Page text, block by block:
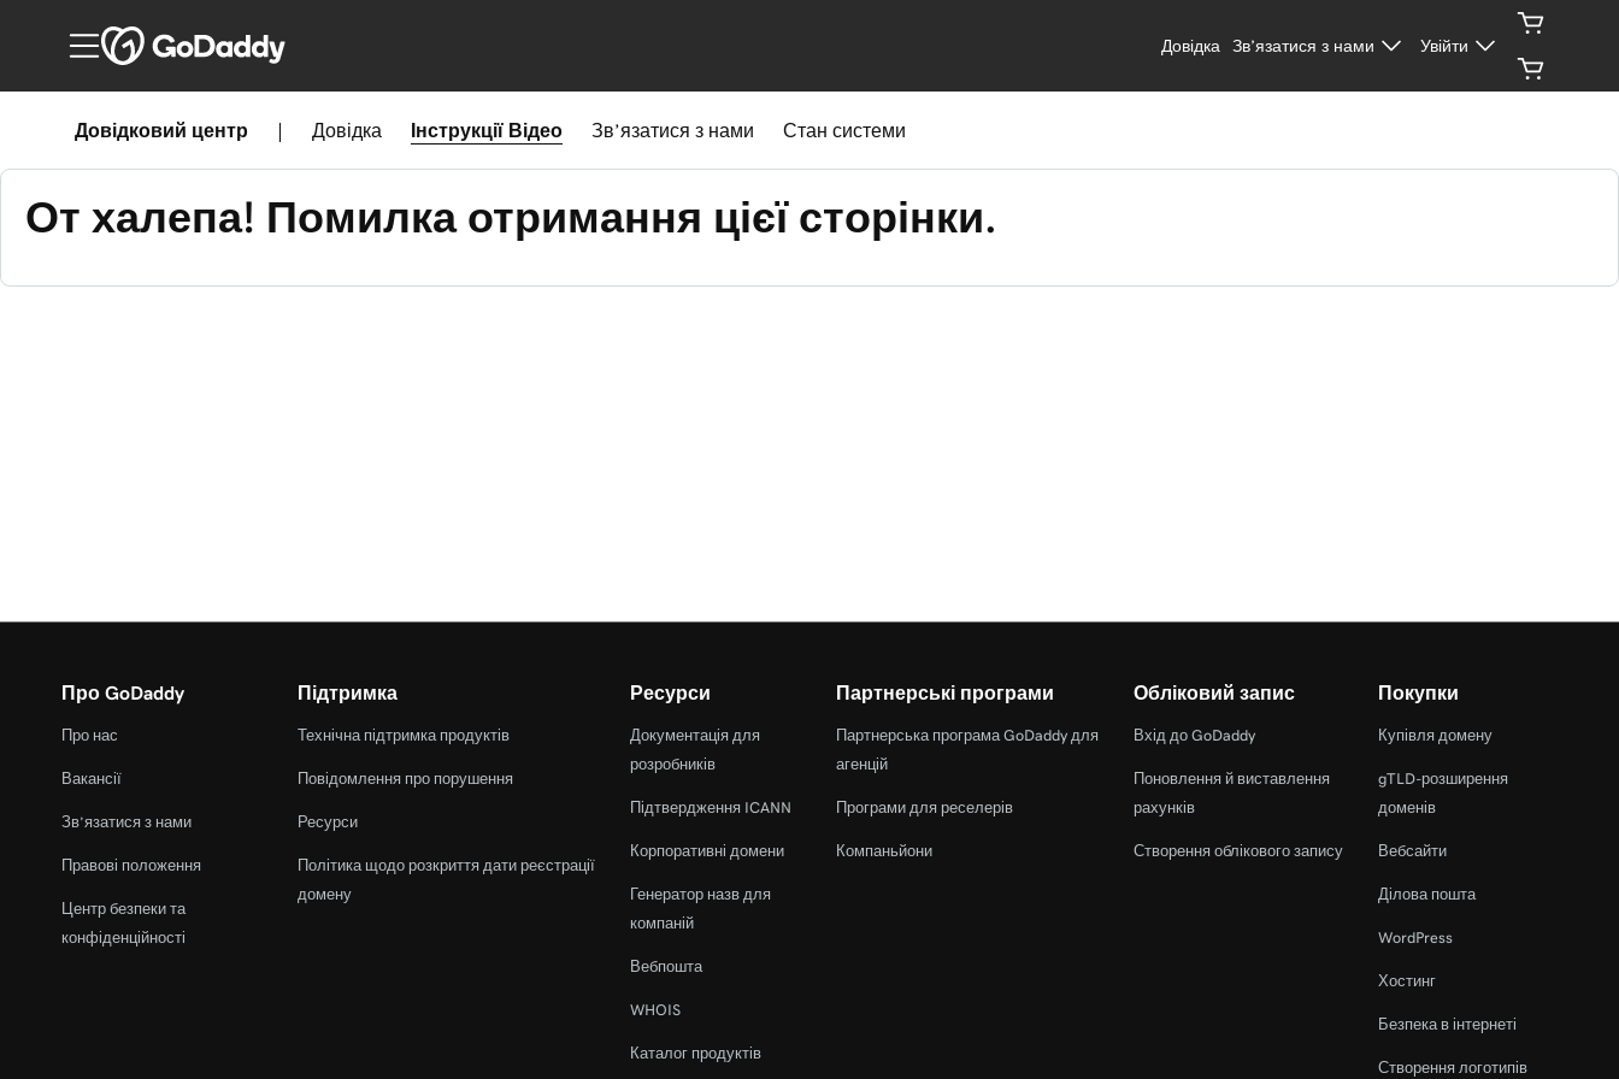
Довідка Зв’язатися з нами Увійти
Довідковий центр Довідка Інструкції Відео Зв’язатися з нами Стан системи
От халепа! Помилка отримання цієї сторінки.
Про GoDaddy
Про нас
Вакансії
Зв’язатися з нами
Правові положення
Центр безпеки та
конфіденційності
Підтримка
Технічна підтримка продуктів
Повідомлення про порушення
Ресурси
Політика щодо розкриття дати реєстрації
домену
Ресурси
Документація для
розробників
Підтвердження ICANN
Корпоративні домени
Генератор назв для
компаній
Вебпошта
WHOIS
Каталог продуктів
Партнерські програми
Партнерська програма GoDaddy для
агенцій
Програми для реселерів
Компаньйони
Обліковий запис
Вхід до GoDaddy
Поновлення й виставлення
рахунків
Створення облікового запису
Покупки
Купівля домену
gTLD-розширення
доменів
Вебсайти
Ділова пошта
WordPress
Хостинг
Безпека в інтернеті
Створення логотипів